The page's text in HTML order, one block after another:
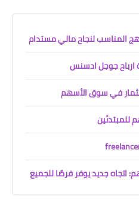
المناسب لنجاح مالي مستدام
ارباح جوجل ادسنس
في سوق الأسهم
للمبتدئين
اتجاه جديد يوفر فرصًا للجميع